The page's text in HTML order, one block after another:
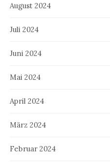
August 2024
Juli 2024
Juni 2024
Mai 2024
April 2024
März 2024
Februar 2024